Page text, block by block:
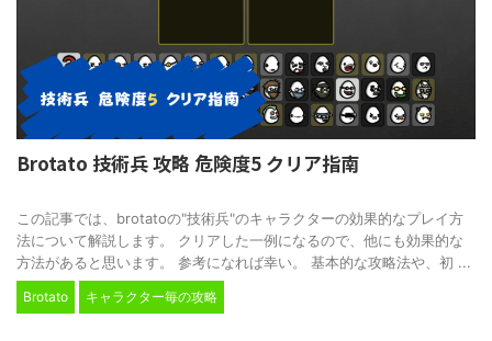
Brotato 技術兵 攻略 危険度5 クリア指南
この記事では、brotatoの"技術兵"のキャラクターの効果的なプレイ方
法について解説します。 クリアした一例になるので、他にも効果的な
方法があると思います。 参考になれば幸い。 基本的な攻略法や、初 ...
Brotato キャラクター毎の攻略